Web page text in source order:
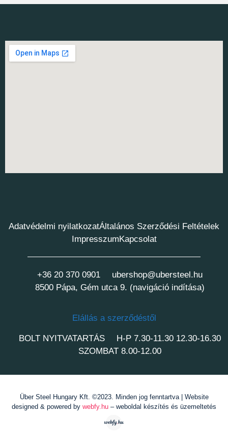
Adatvédelmi nyilatkozatÁltalános Szerződési Feltételek
Impresszum Kapcsolat
+36 20 370 0901
ubershop@ubersteel.hu
8500 Pápa, Gém utca 9. (navigáció indítása)
Elállás a szerződéstől
BOLT NYITVATARTÁS
H-P 7.30-11.30 12.30-16.30
SZOMBAT 8.00-12.00
Über Steel Hungary Kft. ©2023. Minden jog fenntartva | Website
designed & powered by webfy.hu – weboldal készítés és üzemeltetés